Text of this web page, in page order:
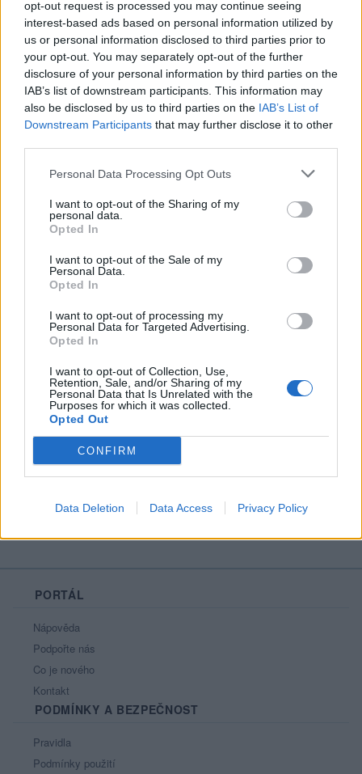
opt-out request is processed you may continue seeing
interest-based ads based on personal information utilized by
us or personal information disclosed to third parties prior to
your opt-out. You may separately opt-out of the further
disclosure of your personal information by third parties on the
IAB’s list of downstream participants. This information may
also be disclosed by us to third parties on the IAB’s List of
Downstream Participants that may further disclose it to other
Personal Data Processing Opt Outs
I want to opt-out of the Sharing of my
personal data.
Opted In
I want to opt-out of the Sale of my
Personal Data.
Opted In
I want to opt-out of processing my
Personal Data for Targeted Advertising.
Opted In
I want to opt-out of Collection, Use,
Retention, Sale, and/or Sharing of my
Personal Data that Is Unrelated with the
Purposes for which it was collected.
Opted Out
CONFIRM
Data Deletion Data Access Privacy Policy
0 uživatelům se líbí
Neověřený profil
Tento uživatel zatím neprokázal svou identitu ověřovací
fotografií. U neověřených profilů nelze zaručit, že fotografie a
údaje odpovídají skutečné osobě.
Kontakt
Informace o profilu a chatu
Naposledy aktivní: 07.06.2016 16:20
Počet přátel: 0
Profil zobrazen: 228x
Oblibené místnosti
Sledované diskuze
PORTÁL
Nápověda
Podpořte nás
Co je nového
Kontakt
PODMÍNKY A BEZPEČNOST
Pravidla
Podmínky použití